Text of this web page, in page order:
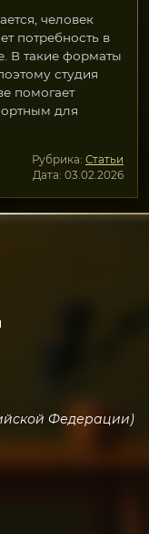
человек
потребность в
В такие форматы
студия
помогает
для
Рубрика: Статьи
Дата: 03.02.2026
Федерации)